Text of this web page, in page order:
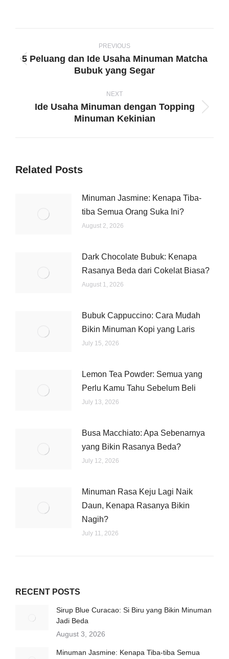
navigation
PREVIOUS
Previous
5 Peluang dan Ide Usaha Minuman Matcha
Bubuk yang Segar
NEXT
Next
Ide Usaha Minuman dengan Topping
Minuman Kekinian
Related Posts
Minuman Jasmine: Kenapa Tiba-
tiba Semua Orang Suka Ini?
August 2, 2026
Dark Chocolate Bubuk: Kenapa
Rasanya Beda dari Cokelat Biasa?
August 1, 2026
Bubuk Cappuccino: Cara Mudah
Bikin Minuman Kopi yang Laris
July 15, 2026
Lemon Tea Powder: Semua yang
Perlu Kamu Tahu Sebelum Beli
July 13, 2026
Busa Macchiato: Apa Sebenarnya
yang Bikin Rasanya Beda?
July 12, 2026
Minuman Rasa Keju Lagi Naik
Daun, Kenapa Rasanya Bikin
Nagih?
July 11, 2026
RECENT POSTS
Sirup Blue Curacao: Si Biru yang Bikin Minuman
Jadi Beda
August 3, 2026
Minuman Jasmine: Kenapa Tiba-tiba Semua